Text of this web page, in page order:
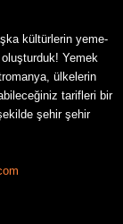
kültürlerin yeme-
oluşturduk! Yemek
ülkelerin
tarifleri bir
şehir şehir